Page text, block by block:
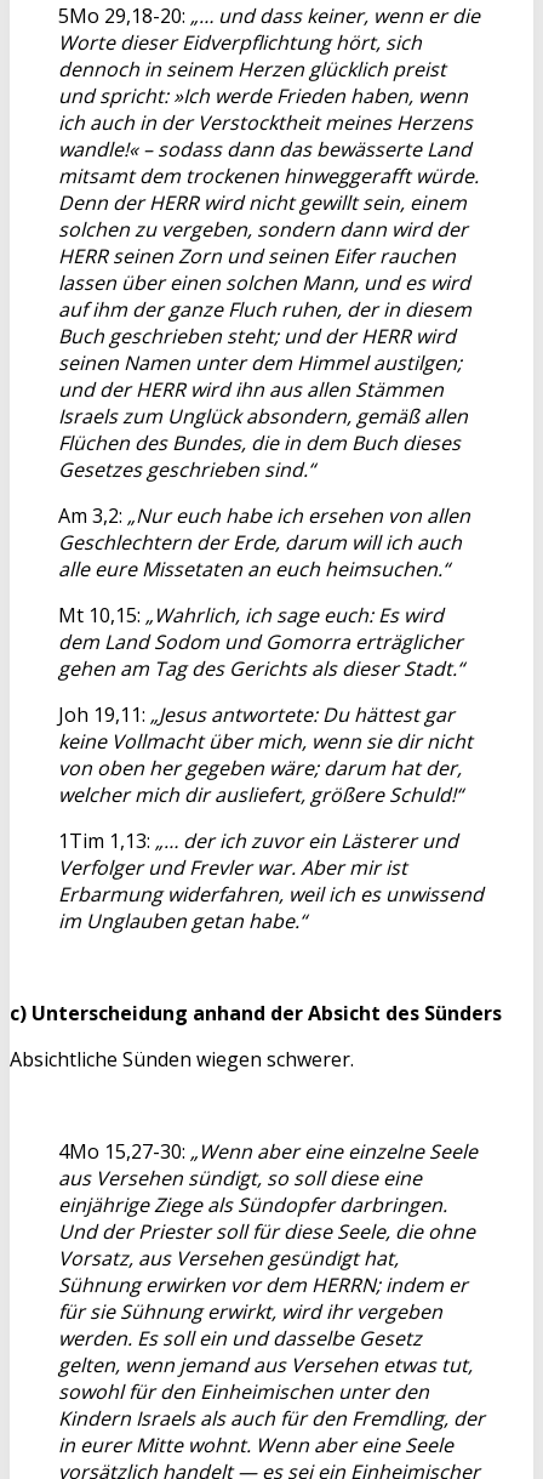
5Mo 29,18-20: „… und dass keiner, wenn er die
Worte dieser Eidverpflichtung hört, sich
dennoch in seinem Herzen glücklich preist
und spricht: »Ich werde Frieden haben, wenn
ich auch in der Verstocktheit meines Herzens
wandle!« – sodass dann das bewässerte Land
mitsamt dem trockenen hinweggerafft würde.
Denn der HERR wird nicht gewillt sein, einem
solchen zu vergeben, sondern dann wird der
HERR seinen Zorn und seinen Eifer rauchen
lassen über einen solchen Mann, und es wird
auf ihm der ganze Fluch ruhen, der in diesem
Buch geschrieben steht; und der HERR wird
seinen Namen unter dem Himmel austilgen;
und der HERR wird ihn aus allen Stämmen
Israels zum Unglück absondern, gemäß allen
Flüchen des Bundes, die in dem Buch dieses
Gesetzes geschrieben sind.“
Am 3,2: „Nur euch habe ich ersehen von allen
Geschlechtern der Erde, darum will ich auch
alle eure Missetaten an euch heimsuchen.“
Mt 10,15: „Wahrlich, ich sage euch: Es wird
dem Land Sodom und Gomorra erträglicher
gehen am Tag des Gerichts als dieser Stadt.“
Joh 19,11: „Jesus antwortete: Du hättest gar
keine Vollmacht über mich, wenn sie dir nicht
von oben her gegeben wäre; darum hat der,
welcher mich dir ausliefert, größere Schuld!“
1Tim 1,13: „… der ich zuvor ein Lästerer und
Verfolger und Frevler war. Aber mir ist
Erbarmung widerfahren, weil ich es unwissend
im Unglauben getan habe.“
c) Unterscheidung anhand der Absicht des Sünders
Absichtliche Sünden wiegen schwerer.
4Mo 15,27-30: „Wenn aber eine einzelne Seele
aus Versehen sündigt, so soll diese eine
einjährige Ziege als Sündopfer darbringen.
Und der Priester soll für diese Seele, die ohne
Vorsatz, aus Versehen gesündigt hat,
Sühnung erwirken vor dem HERRN; indem er
für sie Sühnung erwirkt, wird ihr vergeben
werden. Es soll ein und dasselbe Gesetz
gelten, wenn jemand aus Versehen etwas tut,
sowohl für den Einheimischen unter den
Kindern Israels als auch für den Fremdling, der
in eurer Mitte wohnt. Wenn aber eine Seele
vorsätzlich handelt — es sei ein Einheimischer